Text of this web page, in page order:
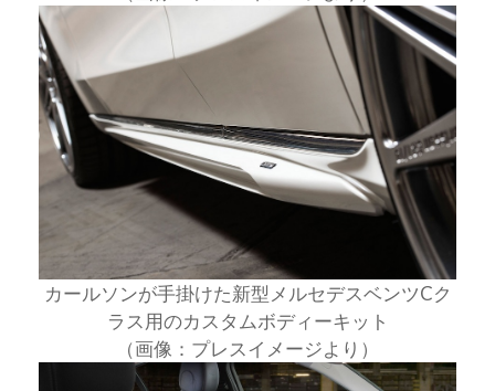
カールソンが手掛けた新型メルセデスベンツCク
ラス用のカスタムボディーキット
（画像：プレスイメージより）